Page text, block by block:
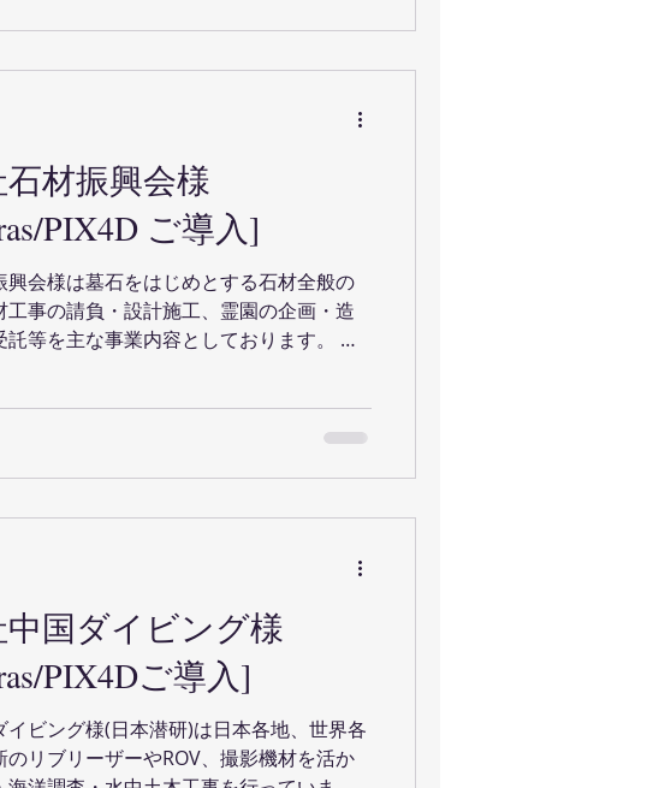
材振興会様
PIX4D ご導入]
興会様は墓石をはじめとする石材全般の
工事の請負・設計施工、霊園の企画・造
託等を主な事業内容としております。 そ
国ダイビング様
PIX4Dご導入]
イビング様(日本潜研)は日本各地、世界各
のリブリーザーやROV、撮影機材を活か